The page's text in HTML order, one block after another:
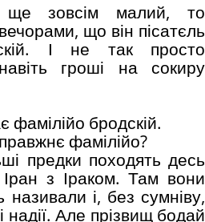
зовсім малий, то
що він пісатєль
І не так просто
гроші на сокиру
фамілійо бродскій.
фамілійо?
предки походять десь
з Іраком. Там вони
називали і, без сумніву,
надії. Але прізвищ бодай